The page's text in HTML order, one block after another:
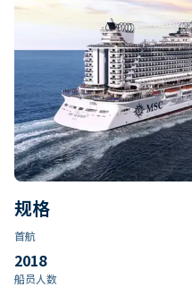
规格
首航
2018
船员人数